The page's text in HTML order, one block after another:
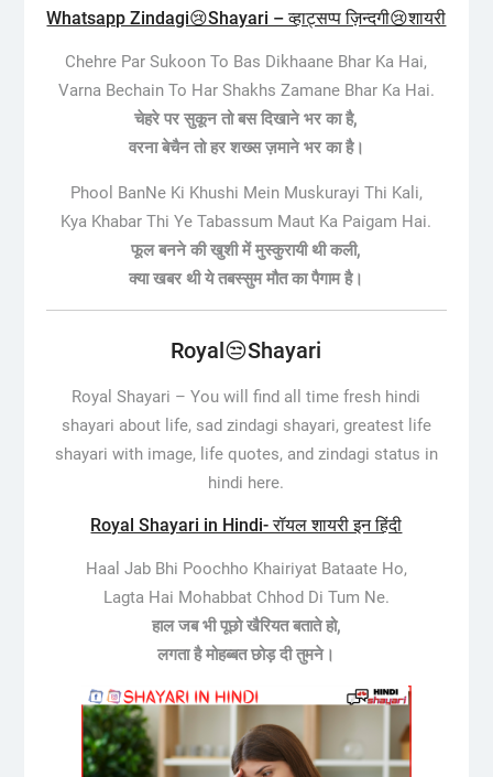
Whatsapp Zindagi😢Shayari – व्हाट्सप्प ज़िन्दगी😢शायरी
Chehre Par Sukoon To Bas Dikhaane Bhar Ka Hai,
Varna Bechain To Har Shakhs Zamane Bhar Ka Hai.
चेहरे पर सुकून तो बस दिखाने भर का है,
वरना बेचैन तो हर शख्स ज़माने भर का है।
Phool BanNe Ki Khushi Mein Muskurayi Thi Kali,
Kya Khabar Thi Ye Tabassum Maut Ka Paigam Hai.
फूल बनने की खुशी में मुस्कुरायी थी कली,
क्या खबर थी ये तबस्सुम मौत का पैगाम है।
Royal😒Shayari
Royal Shayari –You will find all time fresh hindi
shayari about life, sad zindagi shayari, greatest life
shayari with image, life quotes, and zindagi status in
hindi here.
Royal Shayari in Hindi- रॉयल शायरी इन हिंदी
Haal Jab Bhi Poochho Khairiyat Bataate Ho,
Lagta Hai Mohabbat Chhod Di Tum Ne.
हाल जब भी पूछो खैरियत बताते हो,
लगता है मोहब्बत छोड़ दी तुमने।